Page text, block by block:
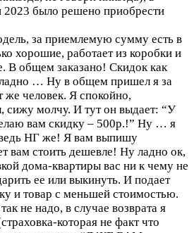
2023 было решено приобрести
за приемлемую сумму есть в
хорошие, работает из коробки и
В общем заказано! Скидок как
… Ну в общем пришел я за
же человек. Я спокойно,
сижу молчу. И тут он выдает: “У
вам скидку – 500р.!” Ну … я
НГ же! Я вам выпишу
вам стоить дешевле! Ну ладно ок,
дома-квартиры вас ни к чему не
ее или выкинуть. И подает
и товар с меньшей стоимостью.
не надо, в случае возврата я
которая не факт что